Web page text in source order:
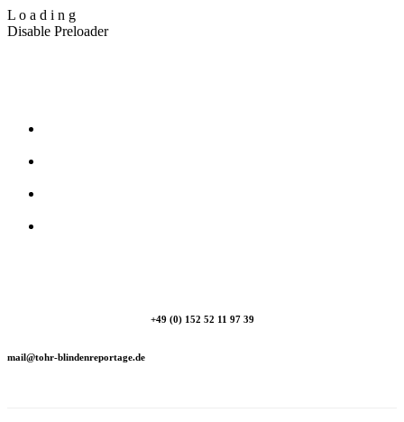
L o a d i n g
Disable Preloader
+49 (0) 152 52 11 97 39
mail@tohr-blindenreportage.de